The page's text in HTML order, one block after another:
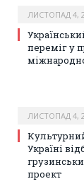
ЛИСТОПАД 4,
переміг у
ЛИСТОПАД 4,
Україні
проект